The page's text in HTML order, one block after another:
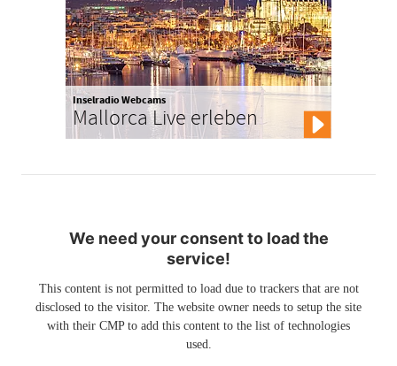
Inselradio Webcams
Mallorca Live erleben
We need your consent to load the
service!
This content is not permitted to load due to trackers that are not
disclosed to the visitor. The website owner needs to setup the site
with their CMP to add this content to the list of technologies
used.